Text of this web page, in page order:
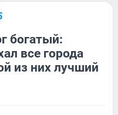
богатый:
все города
из них лучший